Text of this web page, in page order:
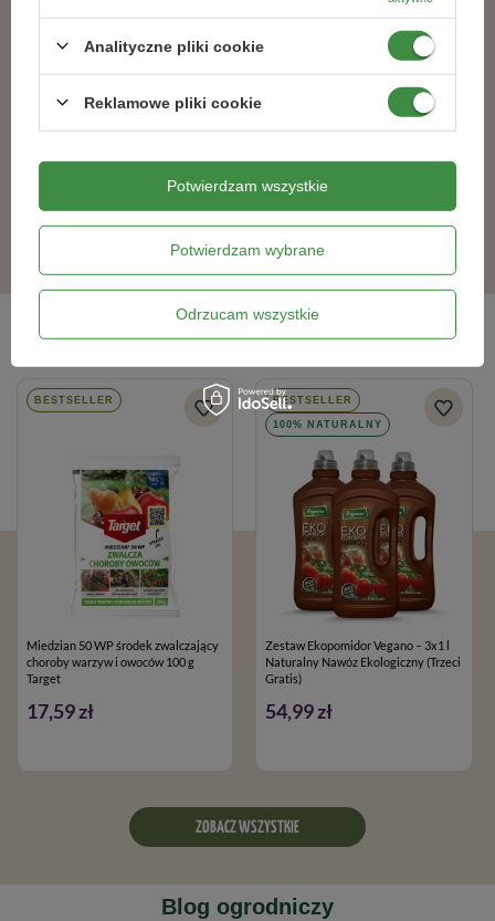
32,99 zł 27,49 zł
Bestsellery
BESTSELLER
Miedzian 50 WP środek zwalczający
choroby warzyw i owoców 100 g
Target
17,59 zł
BESTSELLER
100% NATURALNY
Zestaw Ekopomidor Vegano – 3x1 l
Naturalny Nawóz Ekologiczny (Trzeci
Gratis)
54,99 zł
ZOBACZ WSZYSTKIE
Blog ogrodniczy
Analityczne pliki cookie
Reklamowe pliki cookie
Potwierdzam wybrane
Odrzucam wszystkie
Potwierdzam wszystkie